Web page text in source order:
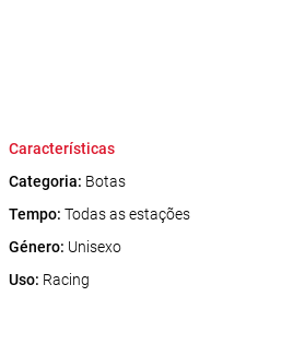
Características
Categoria: Botas
Tempo: Todas as estações
Género: Unisexo
Uso: Racing